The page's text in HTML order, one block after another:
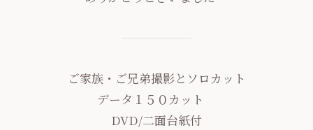
ご家族・ご兄弟撮影とソロカット
データ１５０カット
DVD/二面台紙付